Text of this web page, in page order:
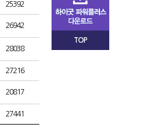
25392
26942
28038
27216
20817
27441
TOP